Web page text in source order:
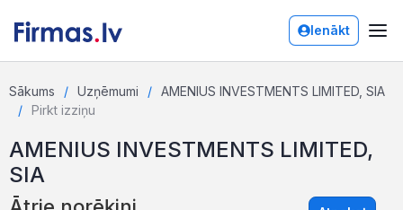
Ienākt
Sākums Uzņēmumi
AMENIUS INVESTMENTS LIMITED, SIA
Pirkt izziņu
AMENIUS INVESTMENTS LIMITED,
SIA